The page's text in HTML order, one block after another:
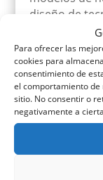
Para ofrecer las
cookies para
consentimiento de
el comportamiento de
sitio. No consentir o
negativamente a
diseño de
Te